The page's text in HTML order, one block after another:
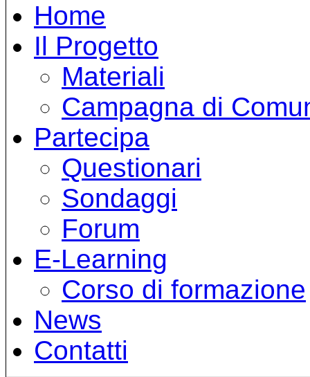
Home
Il Progetto
Materiali
Campagna di
Partecipa
Questionari
Sondaggi
Forum
E-Learning
Corso di formazione
News
Contatti